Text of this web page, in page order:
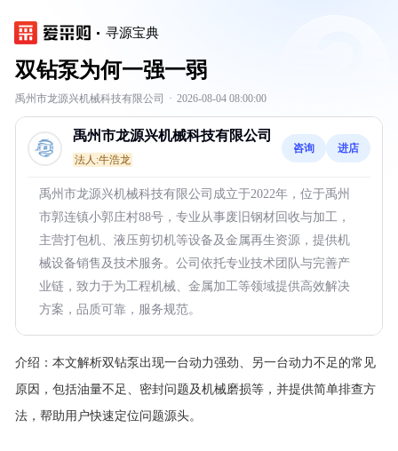
寻源宝典
双钻泵为何一强一弱
禹州市龙源兴机械科技有限公司 · 2026-08-04 08:00:00
禹州市龙源兴机械科技有限公司
法人:牛浩龙
咨询 进店
禹州市龙源兴机械科技有限公司成立于2022年，位于禹州
市郭连镇小郭庄村88号，专业从事废旧钢材回收与加工，
主营打包机、液压剪切机等设备及金属再生资源，提供机
械设备销售及技术服务。公司依托专业技术团队与完善产
业链，致力于为工程机械、金属加工等领域提供高效解决
方案，品质可靠，服务规范。
介绍： 本文解析双钻泵出现一台动力强劲、另一台动力不足的常见
原因，包括油量不足、密封问题及机械磨损等，并提供简单排查方
法，帮助用户快速定位问题源头。